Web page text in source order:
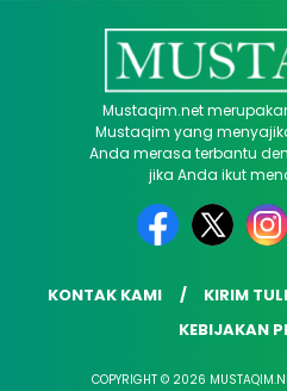
Mustaqim.net
Mustaqim yang
Anda merasa terbantu
jika Anda ikut
KONTAK KAMI KIRIM
KEBIJAKAN
COPYRIGHT © 2026